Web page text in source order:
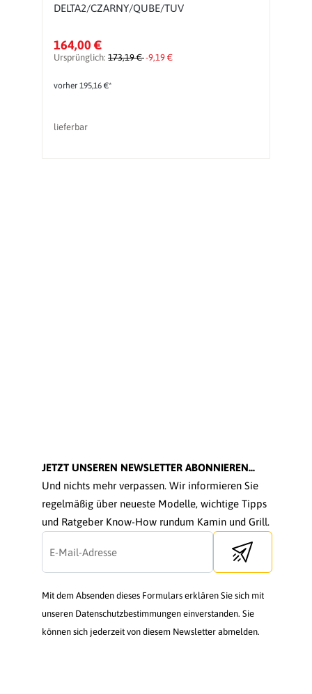
DELTA2/CZARNY/QUBE/TUV
164,00 €
Ursprünglich: 173,19 €-9,19 €
vorher 195,16 €*
lieferbar
JETZT UNSEREN NEWSLETTER ABONNIEREN...
Und nichts mehr verpassen. Wir informieren Sie
regelmäßig über neueste Modelle, wichtige Tipps
und Ratgeber Know-How rundum Kamin und Grill.
Send newsletter
Mit dem Absenden dieses Formulars erklären Sie sich mit
unseren Datenschutzbestimmungen einverstanden. Sie
können sich jederzeit von diesem Newsletter abmelden.